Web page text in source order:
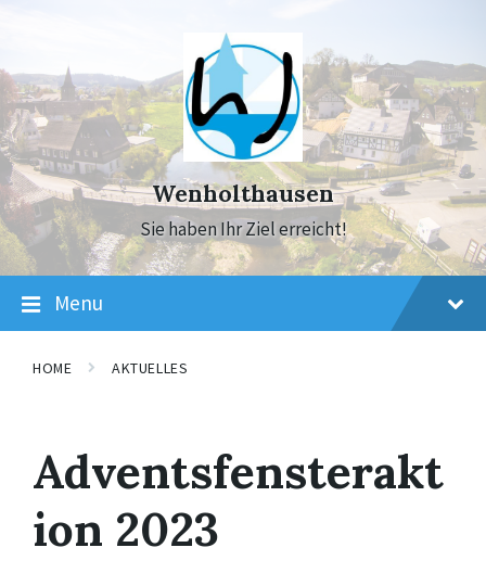
navigation
Wenholthausen
Sie haben Ihr Ziel erreicht!
Menu
HOME AKTUELLES
Adventsfensterakt
ion 2023